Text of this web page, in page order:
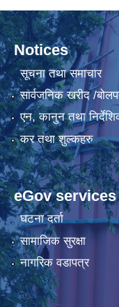
Notices
सूचना तथा समाचार
सार्वजनिक खरीद /
एन, कानुन तथा
कर तथा शुल्कहरु
eGov services
घटना दर्ता
सामाजिक सुरक्षा
नागरिक वडापत्र